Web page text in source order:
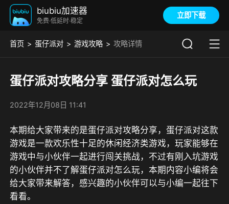
biubiu加速器
免费·低延时·稳定
立即下载
首页 蛋仔派对 游戏攻略 攻略详情
蛋仔派对攻略分享 蛋仔派对怎么玩
2022年12月08日 11:41
本期给大家带来的是蛋仔派对攻略分享，蛋仔派对这款
游戏是一款欢乐性十足的休闲经济类游戏，玩家能够在
游戏中与小伙伴一起进行闯关挑战，不过有刚入坑游戏
的小伙伴并不了解蛋仔派对怎么玩，本期内容小编将会
给大家带来解答，感兴趣的小伙伴可以与小编一起往下
看看。